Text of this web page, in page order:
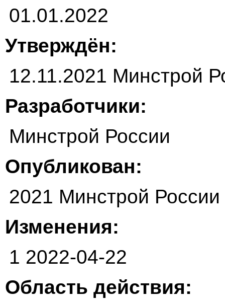
01.01.2022
Утверждён:
12.11.2021 Минстрой
Разработчики:
Минстрой России
Опубликован:
2021 Минстрой России
Изменения:
1 2022-04-22
Область действия: